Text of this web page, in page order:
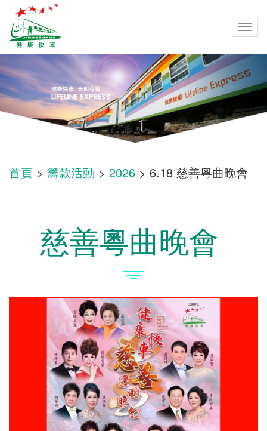
首頁 > 籌款活動 > 2026 > 6.18 慈善粵曲晚會
慈善粵曲晚會